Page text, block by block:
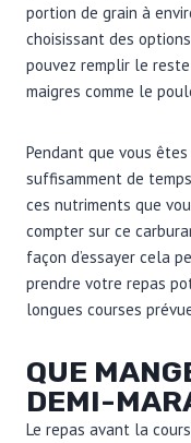
portion de grain à
choisissant des
pouvez remplir le
maigres comme le
Pendant que vous
suffisamment de
ces nutriments que
compter sur ce
façon d’essayer cela
prendre votre repas
longues courses
QUE
DEMI-
Le repas avant la